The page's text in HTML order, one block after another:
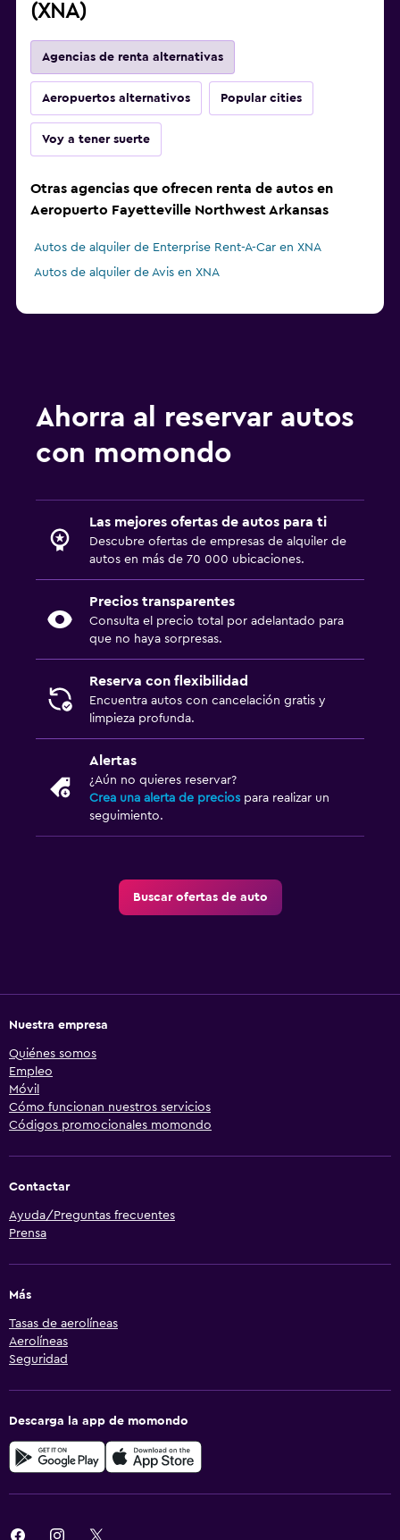
(XNA)
Agencias de renta alternativas
Aeropuertos alternativos Popular cities
Voy a tener suerte
Otras agencias que ofrecen renta de autos en
Aeropuerto Fayetteville Northwest Arkansas
Autos de alquiler de Enterprise Rent-A-Car en XNA
Autos de alquiler de Avis en XNA
Ahorra al reservar autos
con momondo
Las mejores ofertas de autos para ti
Descubre ofertas de empresas de alquiler de
autos en más de 70 000 ubicaciones.
Precios transparentes
Consulta el precio total por adelantado para
que no haya sorpresas.
Reserva con flexibilidad
Encuentra autos con cancelación gratis y
limpieza profunda.
Alertas
¿Aún no quieres reservar?
Crea una alerta de precios para realizar un
seguimiento.
Buscar ofertas de auto
Nuestra empresa
Quiénes somos
Empleo
Móvil
Cómo funcionan nuestros servicios
Códigos promocionales momondo
Contactar
Ayuda/Preguntas frecuentes
Prensa
Más
Tasas de aerolíneas
Aerolíneas
Seguridad
Descarga la app de momondo